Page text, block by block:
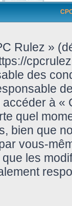
Rulez »
des
à
quel
bien que
vous-
les